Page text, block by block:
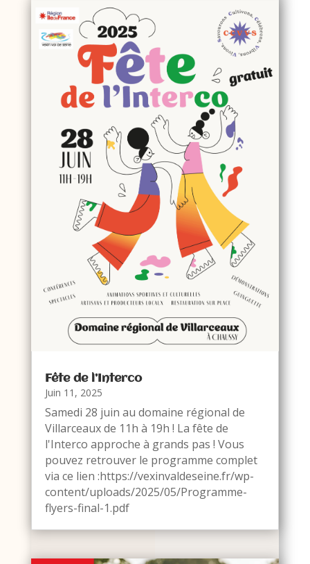
Fête de l’Interco
Juin 11, 2025
Samedi 28 juin au domaine régional de
Villarceaux de 11h à 19h ! La fête de
l'Interco approche à grands pas ! Vous
pouvez retrouver le programme complet
via ce lien :https://vexinvaldeseine.fr/wp-
content/uploads/2025/05/Programme-
flyers-final-1.pdf